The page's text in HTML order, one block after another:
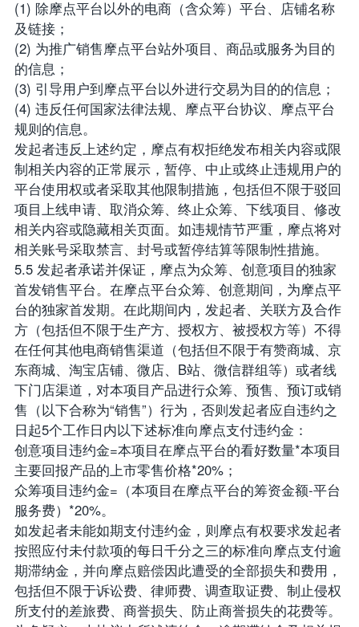
(1) 除摩点平台以外的电商（含众筹）平台、店铺名称
及链接；
(2) 为推广销售摩点平台站外项目、商品或服务为目的
的信息；
(3) 引导用户到摩点平台以外进行交易为目的的信息；
(4) 违反任何国家法律法规、摩点平台协议、摩点平台
规则的信息。
发起者违反上述约定，摩点有权拒绝发布相关内容或限
制相关内容的正常展示，暂停、中止或终止违规用户的
平台使用权或者采取其他限制措施，包括但不限于驳回
项目上线申请、取消众筹、终止众筹、下线项目、修改
相关内容或隐藏相关页面。如违规情节严重，摩点将对
相关账号采取禁言、封号或暂停结算等限制性措施。
5.5 发起者承诺并保证，摩点为众筹、创意项目的独家
首发销售平台。在摩点平台众筹、创意期间，为摩点平
台的独家首发期。在此期间内，发起者、关联方及合作
方（包括但不限于生产方、授权方、被授权方等）不得
在任何其他电商销售渠道（包括但不限于有赞商城、京
东商城、淘宝店铺、微店、B站、微信群组等）或者线
下门店渠道，对本项目产品进行众筹、预售、预订或销
售（以下合称为“销售”）行为，否则发起者应自违约之
日起5个工作日内以下述标准向摩点支付违约金：
创意项目违约金=本项目在摩点平台的看好数量*本项目
主要回报产品的上市零售价格*20%；
众筹项目违约金=（本项目在摩点平台的筹资金额-平台
服务费）*20%。
如发起者未能如期支付违约金，则摩点有权要求发起者
按照应付未付款项的每日千分之三的标准向摩点支付逾
期滞纳金，并向摩点赔偿因此遭受的全部损失和费用，
包括但不限于诉讼费、律师费、调查取证费、制止侵权
所支付的差旅费、商誉损失、防止商誉损失的花费等。